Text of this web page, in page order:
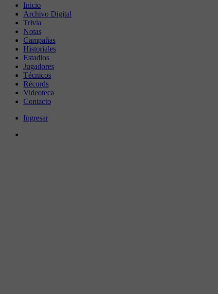
Inicio
Archivo Digital
Trivia
Notas
Campañas
Historiales
Estadios
Jugadores
Técnicos
Récords
Videoteca
Contacto
Ingresar